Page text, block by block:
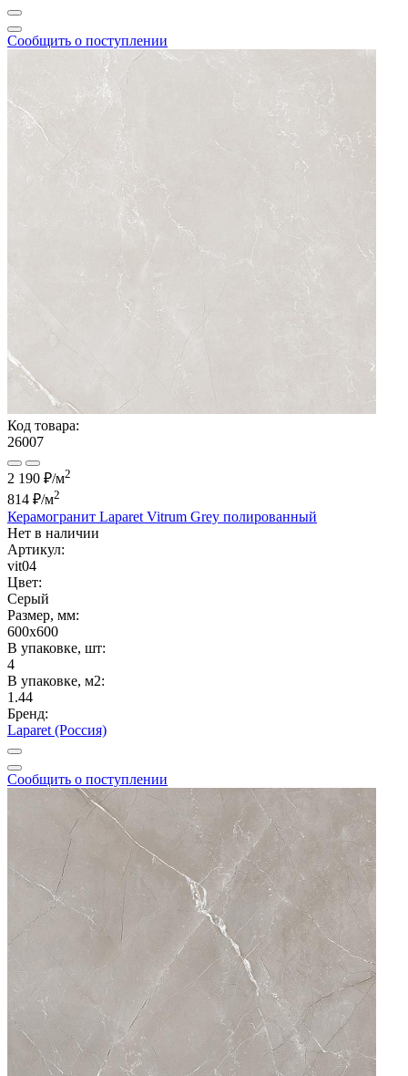
Сообщить о поступлении
Код товара:
26007
2 190 ₽/м2
814 ₽/м2
Керамогранит Laparet Vitrum Grey полированный
Нет в наличии
Артикул:
vit04
Цвет:
Серый
Размер, мм:
600x600
В упаковке, шт:
4
В упаковке, м2:
1.44
Бренд:
Laparet (Россия)
Сообщить о поступлении